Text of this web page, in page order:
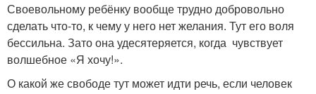
Своевольному ребёнку вообще трудно добровольно
сделать что-то, к чему у него нет желания. Тут его воля
бессильна. Зато она удесятеряется, когда чувствует
волшебное «Я хочу!».
О какой же свободе тут может идти речь, если человек